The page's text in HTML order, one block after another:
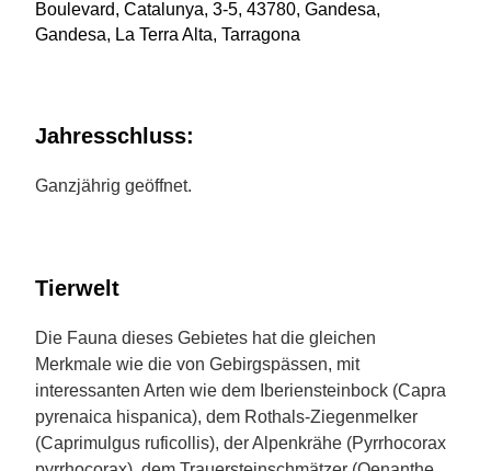
Boulevard, Catalunya, 3-5, 43780, Gandesa,
Gandesa, La Terra Alta, Tarragona
Jahresschluss:
Ganzjährig geöffnet.
Tierwelt
Die Fauna dieses Gebietes hat die gleichen
Merkmale wie die von Gebirgspässen, mit
interessanten Arten wie dem Iberiensteinbock (Capra
pyrenaica hispanica), dem Rothals-Ziegenmelker
(Caprimulgus ruficollis), der Alpenkrähe (Pyrrhocorax